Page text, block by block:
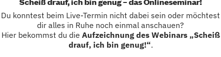
Du konntest beim Live-Termin nicht dabei sein oder möchtest
dir alles in Ruhe noch einmal anschauen?
Hier bekommst du die Aufzeichnung des Webinars „Scheiß
drauf, ich bin genug!“.